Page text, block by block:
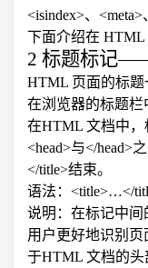
<isindex>、 <meta>
下面介绍在 HTML
2 标题标记
HTML 页面的标
在浏览器的标题栏
在HTML 文档中，
<head>与</head>
</title>结束。
语法： <title>…</
说明：在标记中
用户更好地识别
于HTML 文档的头